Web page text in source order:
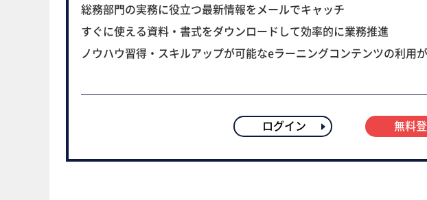
総務部門の実務に役立つ最新情報をメールでキャッチ
すぐに使える資料・書式をダウンロードして効率的に業務推進
ノウハウ習得・スキルアップが可能なeラーニングコンテンツの利用
ログイン 無料